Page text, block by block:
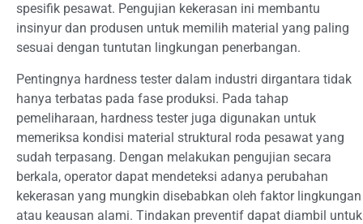
spesifik pesawat. Pengujian kekerasan ini membantu
insinyur dan produsen untuk memilih material yang paling
sesuai dengan tuntutan lingkungan penerbangan.
Pentingnya hardness tester dalam industri dirgantara tidak
hanya terbatas pada fase produksi. Pada tahap
pemeliharaan, hardness tester juga digunakan untuk
memeriksa kondisi material struktural roda pesawat yang
sudah terpasang. Dengan melakukan pengujian secara
berkala, operator dapat mendeteksi adanya perubahan
kekerasan yang mungkin disebabkan oleh faktor lingkungan
atau keausan alami. Tindakan preventif dapat diambil untuk